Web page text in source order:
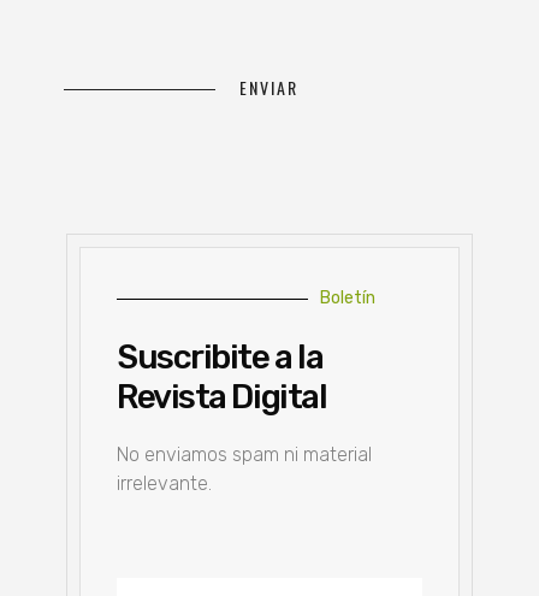
Boletín
Suscribite a la
Revista Digital
No enviamos spam ni material
irrelevante.